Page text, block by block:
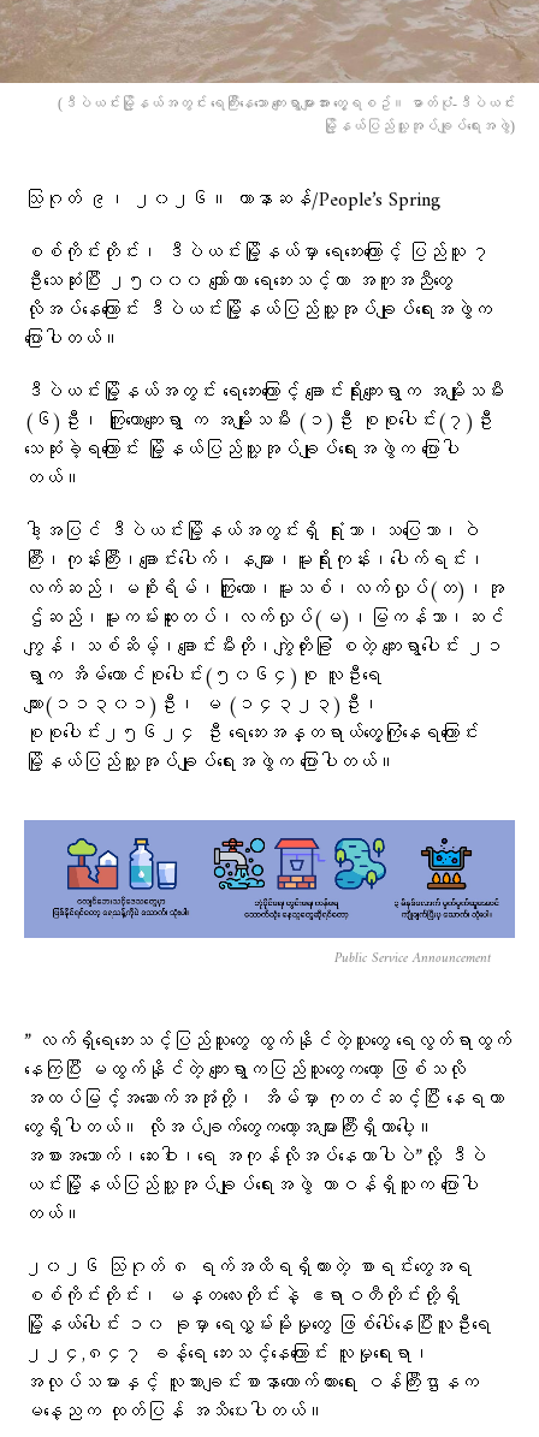
(ဒီပဲယင်းမြို့နယ်အတွင်း ရေကြီးနေသော ကျေးရွာများအား တွေ့ရစဥ်။ ဓာတ်ပုံံ-ဒီပဲယင်း
မြို့နယ်ပြည်သူ့အုပ်ချုပ်ရေးအဖွဲ)
သြဂုတ် ၉၊ ၂၀၂၆။ ဟာနာဆန်/People’s Spring
စစ်ကိုင်းတိုင်း၊ ဒီပဲယင်းမြို့နယ်မှာ ရေဘေးကြောင့် ပြည်သူ ၇
ဦးသေဆုံးပြီး ၂၅၀၀၀ ကျော်ဟာ ရေဘေးသင့်ကာ အကူအညီတွေ
လိုအပ်နေကြောင်း ဒီပဲယင်းမြို့နယ်ပြည်သူ့အုပ်ချုပ်ရေးအဖွဲက
ပြောပါတယ်။
ဒီပဲယင်းမြို့နယ်အတွင်း ရေ​​ဘေးကြောင့် ချောင်းရိုးကျေးရွာက အမျိုးသမီး
(၆)ဦး၊ ကြူတောကျေးရွာ က အမျိုးသမီး (၁)ဦး စုစုပေါင်း(၇)ဦး
သေဆုံးခဲ့ရကြောင်း မြို့နယ်ပြည်သူ့အုပ်ချုပ်ရေးအဖွဲက ပြောပါ
တယ်။
ဒါ့အပြင် ဒီပဲယင်းမြို့နယ်အတွင်းရှိ ရုံးသာ၊သပြေသာ၊ဝဲ
ကြီး၊ကုန်းကြီး၊ချောင်းပေါက်၊နများ၊မူးရိုးကုန်း၊ပေါက်ရင်း၊
လက်ဆည်၊မစိုးရိမ်၊ကြူတော၊မူးသစ်၊လက်လှုပ်(တ)၊အု
ဌ်ဆည်၊မူးကမ်းဆူးတပ်၊လက်လှုပ်(မ)၊မြကန်သာ၊ဆင်
ကျွန်၊သစ်ဆိမ့်၊ချောင်းမီးတို၊ကျွဲတိုးခြုံ စတဲ့ ကျေးရွာပေါင်း ၂၁
ရွာက အိမ်ထောင်စုပေါင်း(၅၀၆၄)စု လူဦးရေ
ကျား(၁၁၃၀၁)ဦး၊ မ (၁၄၃၂၃)ဦး၊
စုစုပေါင်း၂၅၆၂၄ ဦး ရေဘေးအန္တရာယ်တွေ့ကြုံနေရကြောင်း
မြို့နယ်ပြည်သူ့အုပ်ချုပ်ရေးအဖွဲက ပြောပါတယ်။
Public Service Announcement
” လက်ရှိရေဘေးသင့်ပြည်သူတွေ ထွက်နိုင်တဲ့သူတွေ ရေလွတ်ရာထွက်
နေကြပြီး မထွက်နိုင်တဲ့ ကျေးရွာကပြည်သူတွေကတော့ ဖြစ်သလို
အထပ်မြင့်အဆောက်အအုံတို့၊ အိမ်မှာ ကုတင်ဆင့်ပြီး နေရတာ
တွေရှိပါတယ်။ လိုအပ်ချက်တွေကတော့အများကြီးရှိတာပေါ့။
အစားအသောက်၊ဆေးဝါး၊ရေ အကုန်လိုအပ်နေတာပါပဲ”လို့ ဒီပဲ
ယင်းမြို့နယ်ပြည်သူ့အုပ်ချုပ်ရေးအဖွဲ တာဝန်ရှိသူက ပြောပါ
တယ်။
၂၀၂၆ သြဂုတ် ၈ ရက်အထိရရှိထားတဲ့ စာရင်းတွေအရ
စစ်ကိုင်းတိုင်း၊ မန္တလေးတိုင်းနဲ့ ဧရာဝတီတိုင်းတို့ရှိ
မြို့နယ်ပေါင်း ၁၀ ခုမှာ ရေလွှမ်းမိုးမှုတွေ ဖြစ်ပေါ်နေပြီးလူဦးရေ
၂၂၄,၈၄၇ ခန့်ရေ ဘေးသင့်နေကြောင်း လူမှုရေးရာ၊
အလုပ်သမားနှင့် လူသားချင်းစာနာထောက်ထားရေး ဝန်ကြီးဌာနက
မနေ့ညက ထုတ်ပြန် အသိပေးပါတယ်။